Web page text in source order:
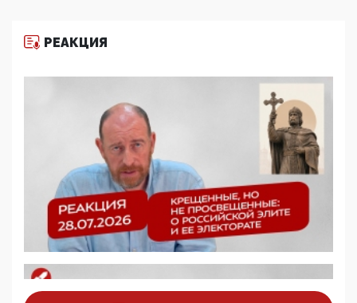
11:53, 09 Июня 2026
деятельность ИИТО ЮНЕСКО в России, но
цифроглобалисты продолжают определять
повестку в образовании
09:43, 01 Июня 2026
5G за счет здоровья граждан: Минцифры намерено
отобрать у регионов и муниципалитетов право
защищать жилые дома и социальные объекты от
05:58, 26 Мая 2026
Роскомнадзор освободили от борца с
деструктивным и опасным контентом
07:39, 25 Мая 2026
ценностей: «Новые люди» поднимают электорат
РЕАКЦИЯ